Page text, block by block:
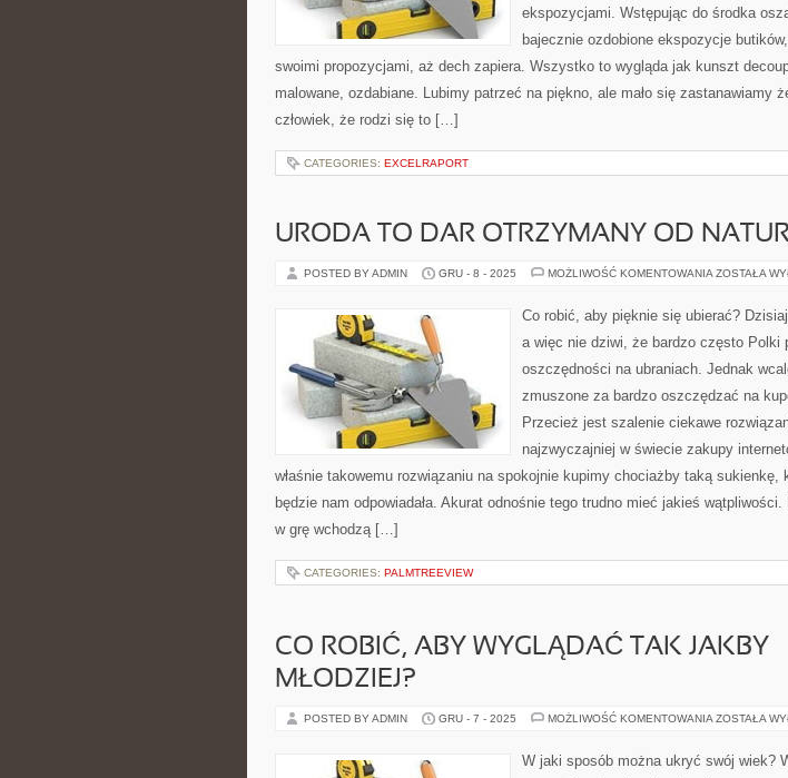
ekspozycjami. Wstępując do środka
bajecznie ozdobione ekspozycje
swoimi propozycjami, aż dech zapiera. Wszystko to wygląda jak kunszt
malowane, ozdabiane. Lubimy patrzeć na piękno, ale mało się zastanawiamy
człowiek, że rodzi się to […]
CATEGORIES: EXCELRAPORT
URODA TO DAR OTRZYMANY OD
POSTED BY ADMIN GRU - 8 - 2025 MOŻLIWOŚĆ KOMENTOWANIA URODA
OTRZYMANY
OD
ZOSTAŁA
Co robić, aby pięknie się ubierać?
a więc nie dziwi, że bardzo często Polki
oszczędności na ubraniach. Jednak
zmuszone za bardzo oszczędzać na
Przecież jest szalenie ciekawe
najzwyczajniej w świecie zakupy
właśnie takowemu rozwiązaniu na spokojnie kupimy chociażby taką sukienkę,
będzie nam odpowiadała. Akurat odnośnie tego trudno mieć jakieś
w grę wchodzą […]
CATEGORIES: PALMTREEVIEW
CO ROBIĆ, ABY WYGLĄDAĆ TAK JAKBY
MŁODZIEJ?
POSTED BY ADMIN GRU - 7 - 2025 MOŻLIWOŚĆ KOMENTOWANIA CO
WYGLĄDAĆ
TAK
ZOSTAŁA
W jaki sposób można ukryć swój wiek?